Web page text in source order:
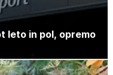
leto in pol, opremo